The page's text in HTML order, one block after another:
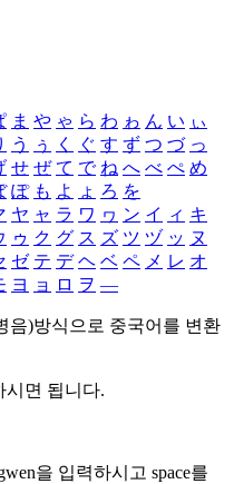
ま や ゃ ら わ ゎ ん い ぃ
う ぅ く ぐ す ず つ づ っ
せ ぜ て で ね へ べ ぺ め
ぽ も よ ょ ろ を
ヤ ャ ラ ワ ヮ ン イ ィ キ
ゥ ク グ ス ズ ツ ヅ ッ ヌ
ゼ テ デ ヘ ベ ペ メ レ オ
ヨ ョ ロ ヲ ―
음)방식으로 중국어를 변환
시면 됩니다.
을 입력하시고 space를